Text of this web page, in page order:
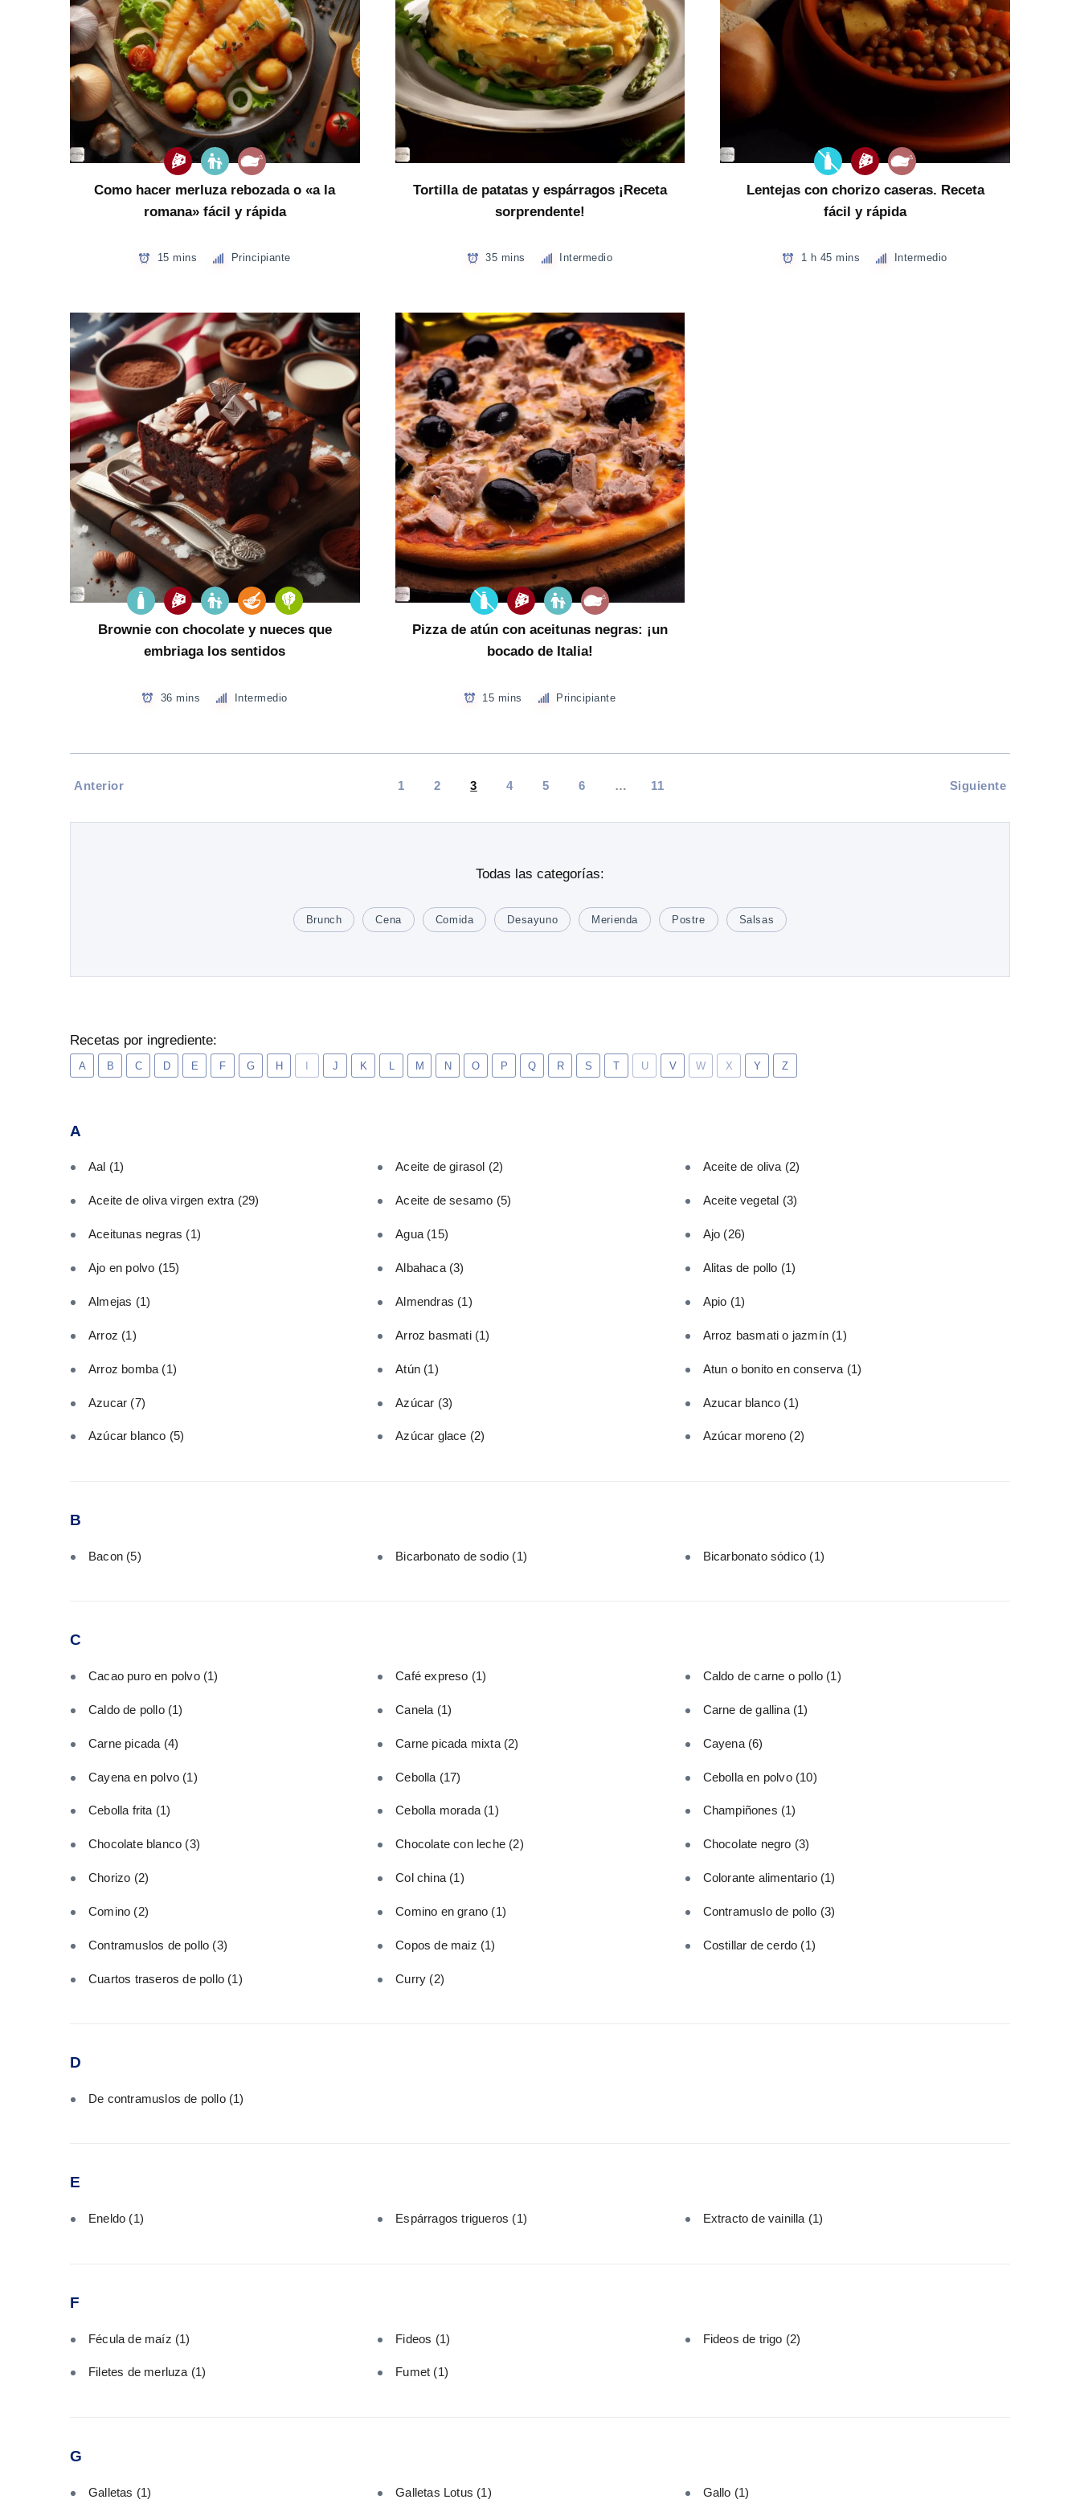
Como hacer merluza rebozada o «a la
romana» fácil y rápida
15 mins Principiante
Tortilla de patatas y espárragos ¡Receta
sorprendente!
35 mins Intermedio
Lentejas con chorizo caseras. Receta
fácil y rápida
1 h 45 mins Intermedio
Brownie con chocolate y nueces que
embriaga los sentidos
36 mins Intermedio
Pizza de atún con aceitunas negras: ¡un
bocado de Italia!
15 mins Principiante
Anterior 1 2 3 4 5 6 … 11 Siguiente
Todas las categorías:
Brunch Cena Comida Desayuno Merienda Postre Salsas
Recetas por ingrediente:
A B C D E F G H I J K L M N O P Q R S T U V W X Y Z
A
Aal (1) Aceite de girasol (2) Aceite de oliva (2)
Aceite de oliva virgen extra (29) Aceite de sesamo (5) Aceite vegetal (3)
Aceitunas negras (1) Agua (15) Ajo (26)
Ajo en polvo (15) Albahaca (3) Alitas de pollo (1)
Almejas (1) Almendras (1) Apio (1)
Arroz (1) Arroz basmati (1) Arroz basmati o jazmín (1)
Arroz bomba (1) Atún (1) Atun o bonito en conserva (1)
Azucar (7) Azúcar (3) Azucar blanco (1)
Azúcar blanco (5) Azúcar glace (2) Azúcar moreno (2)
B
Bacon (5) Bicarbonato de sodio (1) Bicarbonato sódico (1)
C
Cacao puro en polvo (1) Café expreso (1) Caldo de carne o pollo (1)
Caldo de pollo (1) Canela (1) Carne de gallina (1)
Carne picada (4) Carne picada mixta (2) Cayena (6)
Cayena en polvo (1) Cebolla (17) Cebolla en polvo (10)
Cebolla frita (1) Cebolla morada (1) Champiñones (1)
Chocolate blanco (3) Chocolate con leche (2) Chocolate negro (3)
Chorizo (2) Col china (1) Colorante alimentario (1)
Comino (2) Comino en grano (1) Contramuslo de pollo (3)
Contramuslos de pollo (3) Copos de maiz (1) Costillar de cerdo (1)
Cuartos traseros de pollo (1) Curry (2)
D
De contramuslos de pollo (1)
E
Eneldo (1) Espárragos trigueros (1) Extracto de vainilla (1)
F
Fécula de maíz (1) Fideos (1) Fideos de trigo (2)
Filetes de merluza (1) Fumet (1)
G
Galletas (1) Galletas Lotus (1) Gallo (1)